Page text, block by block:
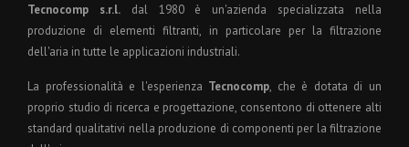
Tecnocomp s.r.l.dal 1980 è un'azienda specializzata nella
produzione di elementi filtranti, in particolare per la filtrazione
dell'aria in tutte le applicazioni industriali.
La professionalità e l'esperienza Tecnocomp, che è dotata di un
proprio studio di ricerca e progettazione, consentono di ottenere alti
standard qualitativi nella produzione di componenti per la filtrazione